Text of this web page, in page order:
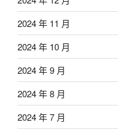
2024 年 11 月
2024 年 10 月
2024 年 9 月
2024 年 8 月
2024 年 7 月